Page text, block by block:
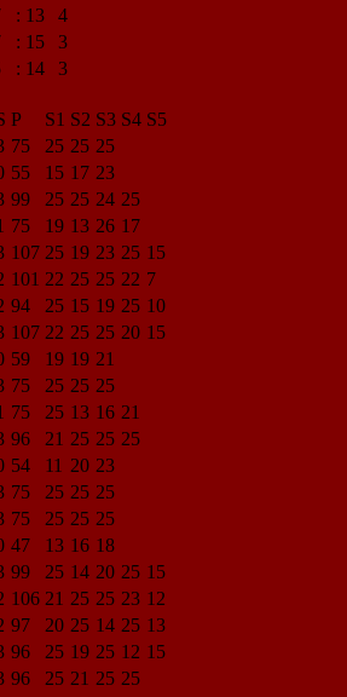
: 13
4
: 15
3
: 14 3
P S1 S2 S3 S4 S5
75 25 25 25
55 15 17 23
99 25 25 24 25
75 19 13 26 17
107 25 19 23 25 15
101 22 25 25 22 7
94 25 15 19 25 10
107 22 25 25 20 15
59 19 19 21
75 25 25 25
75 25 13 16 21
96 21 25 25 25
54 11 20 23
75 25 25 25
75 25 25 25
47 13 16 18
99 25 14 20 25 15
106 21 25 25 23 12
97 20 25 14 25 13
96 25 19 25 12 15
96 25 21 25 25